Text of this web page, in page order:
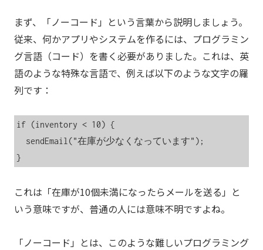
まず、「ノーコード」という言葉から説明しましょう。
従来、何かアプリやシステムを作るには、プログラミン
グ言語（コード）を書く必要がありました。これは、英
語のような特殊な言語で、例えば以下のような文字の羅
列です：
if (inventory < 10) {
}
これは「在庫が10個未満になったらメールを送る」と
いう意味ですが、普通の人には意味不明ですよね。
「ノーコード」とは、このような難しいプログラミング